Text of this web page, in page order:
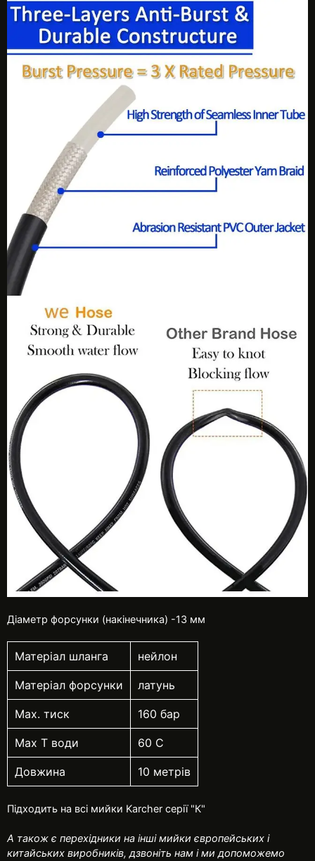
Діаметр форсунки (накінечника) -13 мм
Матеріал шланга нейлон
Матеріал форсунки латунь
Мах. тиск 160 бар
Мах Т води 60 С
Довжина 10 метрів
Підходить на всі мийки Karcher серії "К"
А також є перехідники на інші мийки європейських і
китайських виробників, дзвоніть нам і ми допоможемо